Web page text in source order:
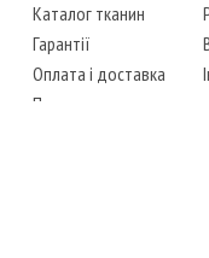
Каталог тканин
Гарантії
Оплата і доставка
Повернення товару